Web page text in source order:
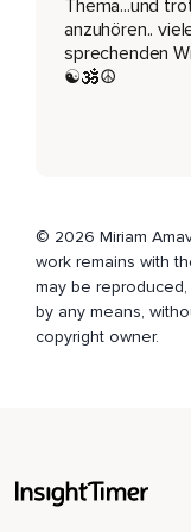
Habe ich mich
Voll krass,
in dieser
Also noch völlig im
Weshalb überhaupt
Wow,
Thema...und
anzuhören..
sprechenden
☯️🕉️☮️
© 2026 Miriam
work remains with
may be
by any means,
copyright owner.